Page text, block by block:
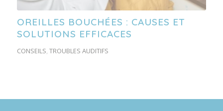
OREILLES BOUCHÉES : CAUSES ET
SOLUTIONS EFFICACES
CONSEILS TROUBLES AUDITIFS